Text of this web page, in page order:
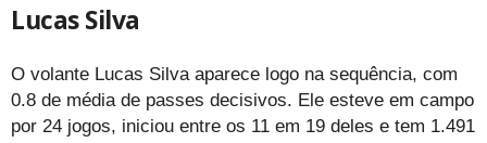
Lucas Silva
O volante Lucas Silva aparece logo na sequência, com
0.8 de média de passes decisivos. Ele esteve em campo
por 24 jogos, iniciou entre os 11 em 19 deles e tem 1.491